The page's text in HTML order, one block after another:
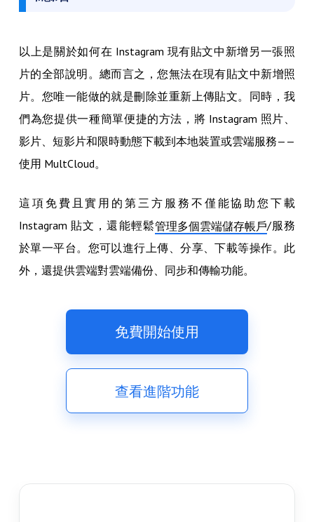
以上是關於如何在 Instagram 現有貼文中新增另一張照
片的全部說明。總而言之，您無法在現有貼文中新增照
片。您唯一能做的就是刪除並重新上傳貼文。同時，我
們為您提供一種簡單便捷的方法，將 Instagram 照片、
影片、短影片和限時動態下載到本地裝置或雲端服務——
使用 MultCloud。
這項免費且實用的第三方服務不僅能協助您下載
Instagram 貼文，還能輕鬆管理多個雲端儲存帳戶/服務
於單一平台。您可以進行上傳、分享、下載等操作。此
外，還提供雲端對雲端備份、同步和傳輸功能。
免費開始使用
查看進階功能